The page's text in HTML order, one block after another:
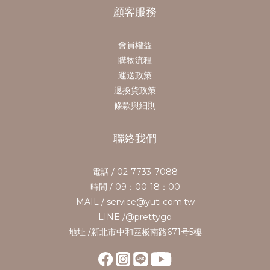
顧客服務
會員權益
購物流程
運送政策
退換貨政策
條款與細則
聯絡我們
電話 / 02-7733-7088
時間 / 09：00-18：00
MAIL / service@yuti.com.tw
LINE /@prettygo
地址 /新北市中和區板南路671号5樓